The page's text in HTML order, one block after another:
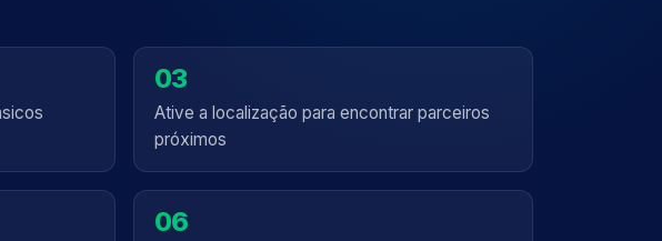
03
Ative a localização para encontrar parceiros
próximos
06